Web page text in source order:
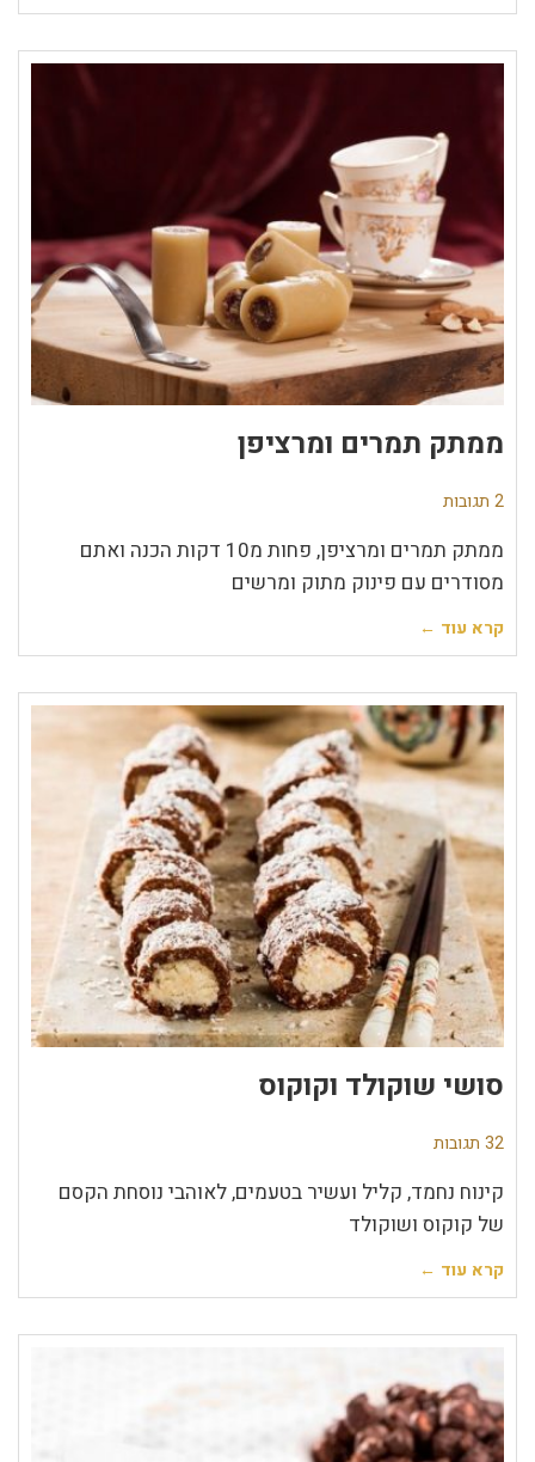
ממתק תמרים ומרציפן
2 תגובות
ממתק תמרים ומרציפן, פחות מ10 דקות הכנה ואתם
מסודרים עם פינוק מתוק ומרשים
קרא עוד ←
סושי שוקולד וקוקוס
32 תגובות
קינוח נחמד, קליל ועשיר בטעמים, לאוהבי נוסחת הקסם
של קוקוס ושוקולד
קרא עוד ←